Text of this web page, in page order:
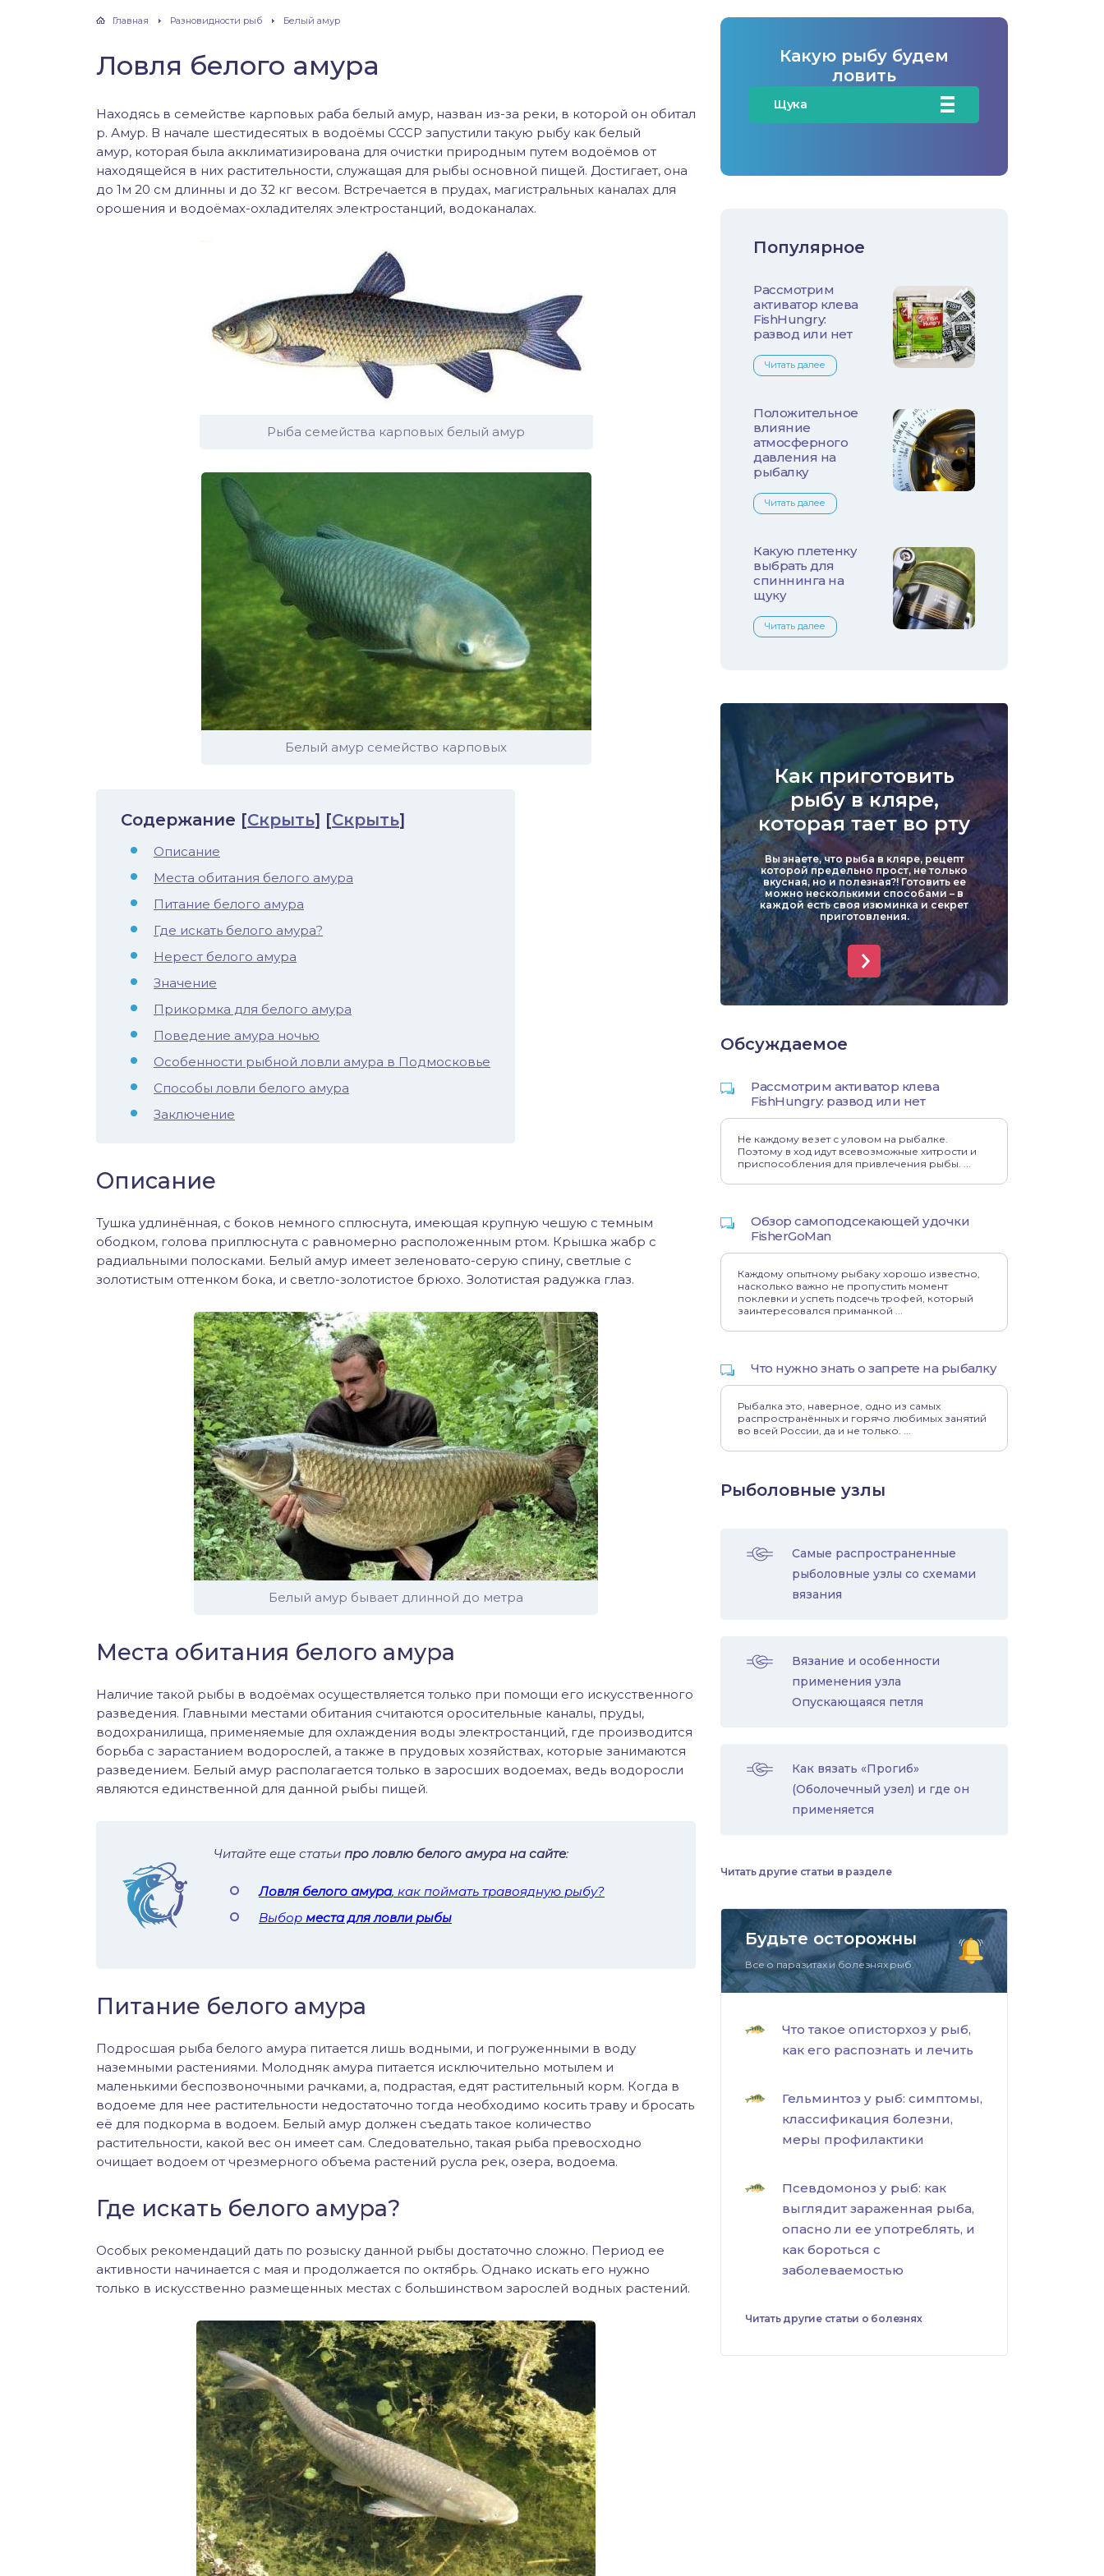
Главная Разновидности рыб Белый амур
Ловля белого амура
Находясь в семействе карповых раба белый амур, назван из-за реки, в которой он обитал
р. Амур. В начале шестидесятых в водоёмы СССР запустили такую рыбу как белый
амур, которая была акклиматизирована для очистки природным путем водоёмов от
находящейся в них растительности, служащая для рыбы основной пищей. Достигает, она
до 1м 20 см длинны и до 32 кг весом. Встречается в прудах, магистральных каналах для
орошения и водоёмах-охладителях электростанций, водоканалах.
Рыба семейства карповых белый амур
Белый амур семейство карповых
Содержание [Скрыть] [Скрыть]
Описание
Места обитания белого амура
Питание белого амура
Где искать белого амура?
Нерест белого амура
Значение
Прикормка для белого амура
Поведение амура ночью
Особенности рыбной ловли амура в Подмосковье
Способы ловли белого амура
Заключение
Описание
Тушка удлинённая, с боков немного сплюснута, имеющая крупную чешую с темным
ободком, голова приплюснута с равномерно расположенным ртом. Крышка жабр с
радиальными полосками. Белый амур имеет зеленовато-серую спину, светлые с
золотистым оттенком бока, и светло-золотистое брюхо. Золотистая радужка глаз.
Белый амур бывает длинной до метра
Места обитания белого амура
Наличие такой рыбы в водоёмах осуществляется только при помощи его искусственного
разведения. Главными местами обитания считаются оросительные каналы, пруды,
водохранилища, применяемые для охлаждения воды электростанций, где производится
борьба с зарастанием водорослей, а также в прудовых хозяйствах, которые занимаются
разведением. Белый амур располагается только в заросших водоемах, ведь водоросли
являются единственной для данной рыбы пищей.
Читайте еще статьи про ловлю белого амура на сайте:
Ловля белого амура, как поймать травоядную рыбу?
Выбор места для ловли рыбы
Питание белого амура
Подросшая рыба белого амура питается лишь водными, и погруженными в воду
наземными растениями. Молодняк амура питается исключительно мотылем и
маленькими беспозвоночными рачками, а, подрастая, едят растительный корм. Когда в
водоеме для нее растительности недостаточно тогда необходимо косить траву и бросать
её для подкорма в водоем. Белый амур должен съедать такое количество
растительности, какой вес он имеет сам. Следовательно, такая рыба превосходно
очищает водоем от чрезмерного объема растений русла рек, озера, водоема.
Где искать белого амура?
Особых рекомендаций дать по розыску данной рыбы достаточно сложно. Период ее
активности начинается с мая и продолжается по октябрь. Однако искать его нужно
только в искусственно размещенных местах с большинством зарослей водных растений.
Какую рыбу будем
ловить
Щука
Карп/Сазан
Судак
Голавль
Жерех
Лещ
Язь
Линь
Налим
Осетр
Ротан
Уклейка
Форель
Хариус
Чехонь
Популярное
Рассмотрим
активатор клева
FishHungry:
развод или нет
Читать далее
Положительное
влияние
атмосферного
давления на
рыбалку
Читать далее
Какую плетенку
выбрать для
спиннинга на
щуку
Читать далее
Как приготовить
рыбу в кляре,
которая тает во рту
Вы знаете, что рыба в кляре, рецепт
которой предельно прост, не только
вкусная, но и полезная?! Готовить ее
можно несколькими способами – в
каждой есть своя изюминка и секрет
приготовления.
Обсуждаемое
Рассмотрим активатор клева
FishHungry: развод или нет
Не каждому везет с уловом на рыбалке.
Поэтому в ход идут всевозможные хитрости и
приспособления для привлечения рыбы. ...
Обзор самоподсекающей удочки
FisherGoMan
Каждому опытному рыбаку хорошо известно,
насколько важно не пропустить момент
поклевки и успеть подсечь трофей, который
заинтересовался приманкой ...
Что нужно знать о запрете на рыбалку
Рыбалка это, наверное, одно из самых
распространённых и горячо любимых занятий
во всей России, да и не только. ...
Рыболовные узлы
Самые распространенные
рыболовные узлы со схемами
вязания
Вязание и особенности
применения узла
Опускающаяся петля
Как вязать «Прогиб»
(Оболочечный узел) и где он
применяется
Читать другие статьи в разделе
Будьте осторожны
Все о паразитах и болезнях рыб.
Что такое описторхоз у рыб,
как его распознать и лечить
Гельминтоз у рыб: симптомы,
классификация болезни,
меры профилактики
Псевдомоноз у рыб: как
выглядит зараженная рыба,
опасно ли ее употреблять, и
как бороться с
заболеваемостью
Читать другие статьи о болезнях